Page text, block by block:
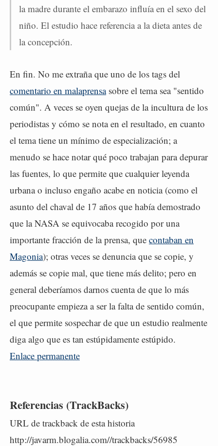
la madre durante el embarazo influía en el sexo del
niño. El estudio hace referencia a la dieta antes de
la concepción.
En fin. No me extraña que uno de los tags del
comentario en malaprensasobre el tema sea "sentido
común". A veces se oyen quejas de la incultura de los
periodistas y cómo se nota en el resultado, en cuanto
el tema tiene un mínimo de especialización; a
menudo se hace notar qué poco trabajan para depurar
las fuentes, lo que permite que cualquier leyenda
urbana o incluso engaño acabe en noticia (como el
asunto del chaval de 17 años que había demostrado
que la NASA se equivocaba recogido por una
importante fracción de la prensa, que contaban en
Magonia); otras veces se denuncia que se copie, y
además se copie mal, que tiene más delito; pero en
general deberíamos darnos cuenta de que lo más
preocupante empieza a ser la falta de sentido común,
el que permite sospechar de que un estudio realmente
diga algo que es tan estúpidamente estúpido.
Enlace permanente
Referencias (TrackBacks)
URL de trackback de esta historia
http://javarm.blogalia.com//trackbacks/56985